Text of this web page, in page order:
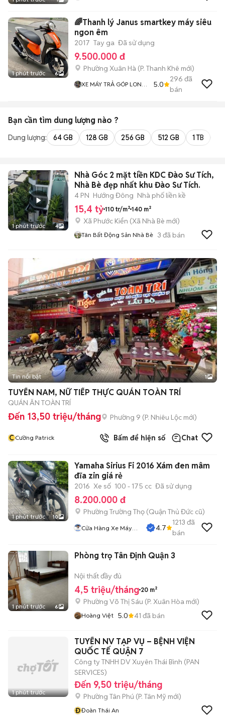
1 phút trước 6
🌈Thanh lý Janus smartkey máy siêu
ngon êm
2017 Tay ga Đã sử dụng
9.500.000 đ
Phường Xuân Hà (P. Thanh Khê mới)
XE MÁY TRẢ GÓP LONG
5.0
296 đã
bán
Bạn cần tìm dung lượng nào ?
Dung lượng: 64 GB 128 GB 256 GB 512 GB 1 TB
1 phút trước 4
Nhà Góc 2 mặt tiền KDC Đào Sư Tích,
Nhà Bè đẹp nhất khu Đào Sư Tích.
4 PN Hướng Đông Nhà phố liền kề
15,4 tỷ 110 tr/m² 140 m²
Xã Phước Kiển (Xã Nhà Bè mới)
Tân Bất Động Sản Nhà Bè 3 đã bán
Tin nổi bật 1
TUYỂN NAM, NỮ TIẾP THỰC QUÁN TOÀN TRÍ
QUÁN ĂN TOÀN TRÍ
Đến 13,50 triệu/tháng Phường 9 (P. Nhiêu Lộc mới)
CCường Patrick Bấm để hiện số Chat
1 phút trước 10
Yamaha Sirius Fi 2016 Xám đen mâm
đĩa zin giá rẻ
2016 Xe số 100 - 175 cc Đã sử dụng
8.200.000 đ
Phường Trường Thọ (Quận Thủ Đức cũ)
Cửa Hàng Xe Máy
4.7
1213 đã
bán
1 phút trước 6
Phòng trọ Tân Định Quận 3
Nội thất đầy đủ
4,5 triệu/tháng 20 m²
Phường Võ Thị Sáu (P. Xuân Hòa mới)
Hoàng Việt 5.0 41 đã bán
1 phút trước
TUYỂN NV TẠP VỤ – BỆNH VIỆN
QUỐC TẾ QUẬN 7
Công ty TNHH DV Xuyên Thái Bình (PAN
SERVICES)
Đến 9,50 triệu/tháng
Phường Tân Phú (P. Tân Mỹ mới)
ĐĐoàn Thái An